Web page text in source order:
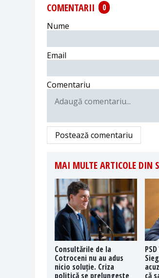
COMENTARII
0
Nume
Email
Comentariu
Postează comentariu
MAI MULTE ARTICOLE DIN
Consultările de la
Cotroceni nu au adus
nicio soluție. Criza
politică se prelungește
că